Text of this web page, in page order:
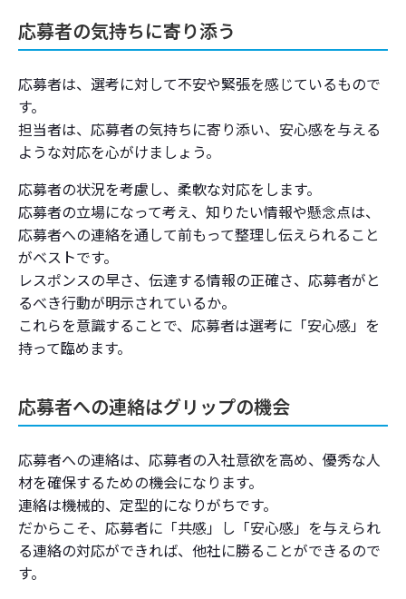
連絡のタイミング、頻度
メッセージ送信前のチェックポイント
連絡時のNG行為、注意する点
まとめ
応募者の気持ちに寄り添う
応募者は、選考に対して不安や緊張を感じているもので
す。
担当者は、応募者の気持ちに寄り添い、安心感を与える
ような対応を心がけましょう。
応募者の状況を考慮し、柔軟な対応をします。
応募者の立場になって考え、知りたい情報や懸念点は、
応募者への連絡を通して前もって整理し伝えられること
がベストです。
レスポンスの早さ、伝達する情報の正確さ、応募者がと
るべき行動が明示されているか。
これらを意識することで、応募者は選考に「安心感」を
持って臨めます。
応募者への連絡はグリップの機会
応募者への連絡は、応募者の入社意欲を高め、優秀な人
材を確保するための機会になります。
連絡は機械的、定型的になりがちです。
だからこそ、応募者に「共感」し「安心感」を与えられ
る連絡の対応ができれば、他社に勝ることができるので
す。